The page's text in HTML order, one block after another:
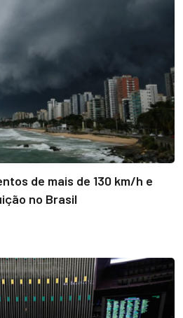
de mais de 130 km/h e
no Brasil